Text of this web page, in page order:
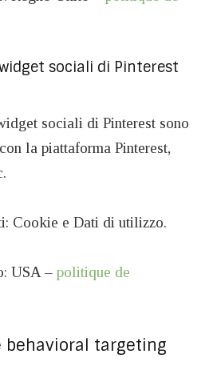
sociali di Pinterest
sociali di Pinterest sono
la piattaforma Pinterest,
Cookie e Dati di utilizzo.
USA – politique de
behavioral targeting